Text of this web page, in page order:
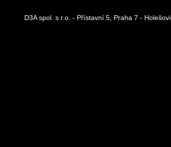
D3A spol. s r.o. - Přístavní 5, Praha 7 -